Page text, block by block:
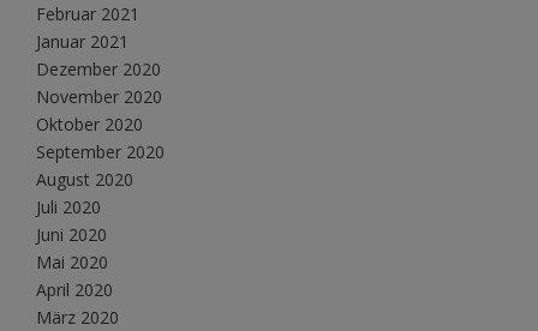
Februar 2021
Januar 2021
Dezember 2020
November 2020
Oktober 2020
September 2020
August 2020
Juli 2020
Juni 2020
Mai 2020
April 2020
März 2020